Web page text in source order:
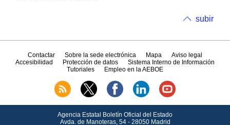
subir
Contactar Sobre la sede electrónica Mapa
Aviso legal
Accesibilidad
Protección de datos
Sistema Interno de Información
Tutoriales
Empleo en la AEBOE
Agencia Estatal Boletín Oficial del Estado
Avda. de Manoteras, 54 - 28050 Madrid